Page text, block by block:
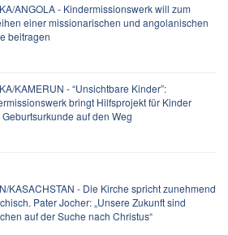
ANGOLA - Kindermissionswerk will zum
einer missionarischen und angolanischen
beitragen
KAMERUN - “Unsichtbare Kinder”:
bringt Hilfsprojekt für Kinder
auf den Weg
KASACHSTAN - Die Kirche spricht zunehmend
Pater Jocher: „Unsere Zukunft sind
auf der Suche nach Christus“